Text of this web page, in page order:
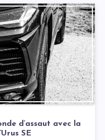
d’assaut avec la
SE